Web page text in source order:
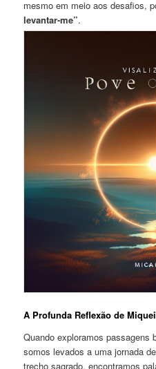
mesmo em meio aos desafios,
levantar-me”.
A Profunda Reflexão de
Quando exploramos passagens
somos levados a uma jornada
trecho sagrado, encontramos